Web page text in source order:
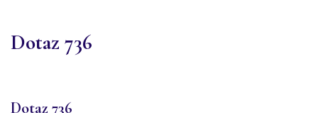
Dotaz 736
Dotaz 736